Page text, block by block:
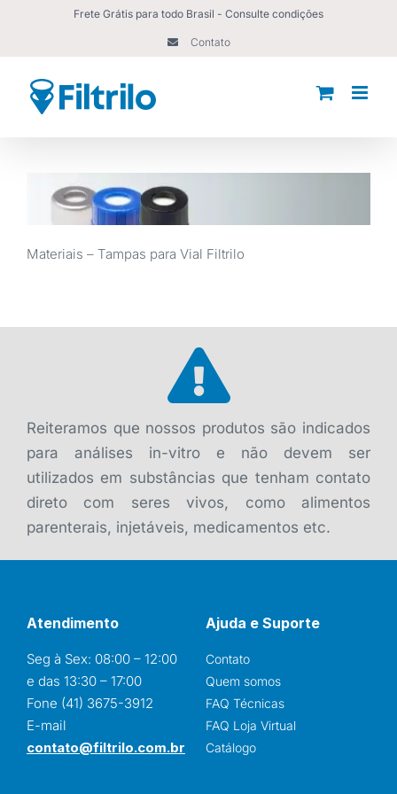
conteúdo
Frete Grátis para todo Brasil - Consulte condições
Contato
Materiais – Tampas para Vial Filtrilo
Reiteramos que nossos produtos são indicados
para análises in-vitro e não devem ser
utilizados em substâncias que tenham contato
direto com seres vivos, como alimentos
parenterais, injetáveis, medicamentos etc.
Atendimento
Seg à Sex: 08:00 – 12:00
e das 13:30 – 17:00
Fone (41) 3675-3912
E-mail
contato@filtrilo.com.br
Ajuda e Suporte
Contato
Quem somos
FAQ Técnicas
FAQ Loja Virtual
Catálogo